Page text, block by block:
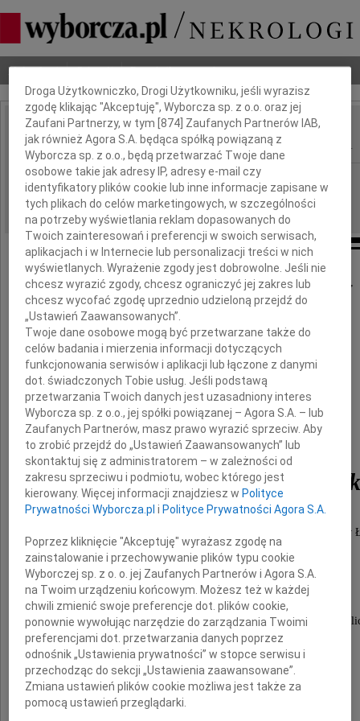
Nekrologi Odeszli Poradnik pogrzebowy
IMIĘ I NAZWISKO: Przedzisław Polakowski
REGION: Łódź
DATA EMISJI: 30.03.2022
Z wielkim smutkiem przyjęliśmy wiadomość,
że w dnia 26 marca 2022 roku zmarł
Prof. dr hab.
Przedzisław
emerytowany Profesor Uniwersytetu Medycznego w
wieloletni Kierownik Zakładu Farmakologii,
wychowawca licznych pokoleń studentów.
Pogrzeb odbędzie się na cmentarzu Rzymsko -
( Stary Cmentarz ) przy ulicy Ogrodowej 39
dnia 1 kwietnia 2022r o godzinie 14
Wyrazy głębokiego współczucia
Dbamy o Twoją prywatność
Droga Użytkowniczko, Drogi Użytkowniku, jeśli wyrazisz
zgodę klikając "Akceptuję", Wyborcza sp. z o.o. oraz jej
Zaufani Partnerzy, w tym [874 ] Zaufanych Partnerów IAB,
jak również Agora S.A. będąca spółką powiązaną z
Wyborcza sp. z o.o., będą przetwarzać Twoje dane
osobowe takie jak adresy IP, adresy e-mail czy
identyfikatory plików cookie lub inne informacje zapisane w
tych plikach do celów marketingowych, w szczególności
na potrzeby wyświetlania reklam dopasowanych do
Twoich zainteresowań i preferencji w swoich serwisach,
aplikacjach i w Internecie lub personalizacji treści w nich
wyświetlanych. Wyrażenie zgody jest dobrowolne. Jeśli nie
chcesz wyrazić zgody, chcesz ograniczyć jej zakres lub
chcesz wycofać zgodę uprzednio udzieloną przejdź do
„Ustawień Zaawansowanych”.
Twoje dane osobowe mogą być przetwarzane także do
celów badania i mierzenia informacji dotyczących
funkcjonowania serwisów i aplikacji lub łączone z danymi
dot. świadczonych Tobie usług. Jeśli podstawą
przetwarzania Twoich danych jest uzasadniony interes
Wyborcza sp. z o.o., jej spółki powiązanej – Agora S.A. – lub
Zaufanych Partnerów, masz prawo wyrazić sprzeciw. Aby
to zrobić przejdź do „Ustawień Zaawansowanych” lub
skontaktuj się z administratorem – w zależności od
zakresu sprzeciwu i podmiotu, wobec którego jest
kierowany. Więcej informacji znajdziesz w Polityce
Prywatności Wyborcza.pl i Polityce Prywatności Agora S.A.
Poprzez kliknięcie "Akceptuję" wyrażasz zgodę na
zainstalowanie i przechowywanie plików typu cookie
Wyborczej sp. z o. o. jej Zaufanych Partnerów i Agora S.A.
na Twoim urządzeniu końcowym. Możesz też w każdej
chwili zmienić swoje preferencje dot. plików cookie,
ponownie wywołując narzędzie do zarządzania Twoimi
preferencjami dot. przetwarzania danych poprzez
odnośnik „Ustawienia prywatności” w stopce serwisu i
przechodząc do sekcji „Ustawienia zaawansowane”.
Zmiana ustawień plików cookie możliwa jest także za
pomocą ustawień przeglądarki.